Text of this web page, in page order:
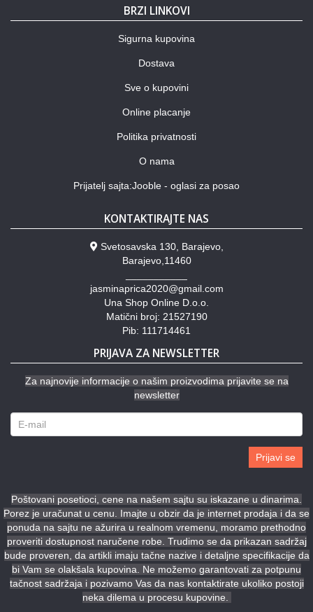
BRZI LINKOVI
Sigurna kupovina
Dostava
Sve o kupovini
Online placanje
Politika privatnosti
O nama
Prijatelj sajta:Jooble - oglasi za posao
KONTAKTIRAJTE NAS
Svetosavska 130, Barajevo,
Barajevo,11460
jasminaprica2020@gmail.com
Una Shop Online D.o.o.
Matični broj: 21527190
Pib: 111714461
PRIJAVA ZA NEWSLETTER
Za najnovije informacije o našim proizvodima prijavite se na
newsletter
Prijavi se
Poštovani posetioci, cene na našem sajtu su iskazane u dinarima.
Porez je uračunat u cenu. Imajte u obzir da je internet prodaja i da se
ponuda na sajtu ne ažurira u realnom vremenu, moramo prethodno
proveriti dostupnost naručene robe. Trudimo se da prikazan sadržaj
bude proveren, da artikli imaju tačne nazive i detaljne specifikacije da
bi Vam se olakšala kupovina. Ne možemo garantovati za potpunu
tačnost sadržaja i pozivamo Vas da nas kontaktirate ukoliko postoji
neka dilema u procesu kupovine.